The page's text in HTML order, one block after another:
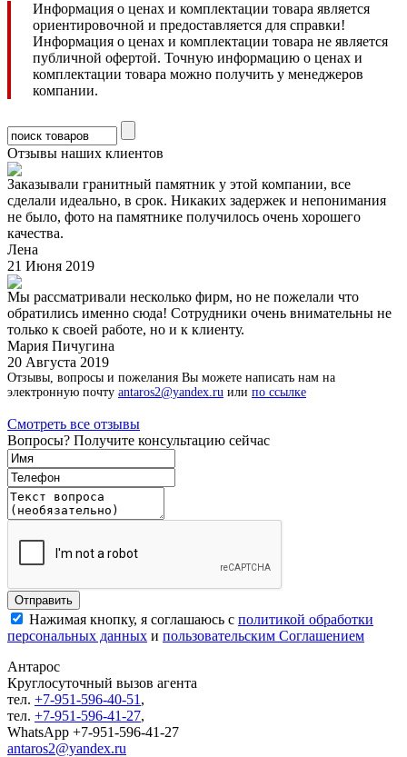
Информация о ценах и комплектации товара является
ориентировочной и предоставляется для справки!
Информация о ценах и комплектации товара не является
публичной офертой. Точную информацию о ценах и
комплектации товара можно получить у менеджеров
компании.
Отзывы наших клиентов
Заказывали гранитный памятник у этой компании, все
сделали идеально, в срок. Никаких задержек и непонимания
не было, фото на памятнике получилось очень хорошего
качества.
Лена
21 Июня 2019
Мы рассматривали несколько фирм, но не пожелали что
обратились именно сюда! Сотрудники очень внимательны не
только к своей работе, но и к клиенту.
Мария Пичугина
20 Августа 2019
Отзывы, вопросы и пожелания Вы можете написать нам на
электронную почту antaros2@yandex.ru или по ссылке
Смотреть все отзывы
Вопросы? Получите консультацию сейчас
Нажимая кнопку, я соглашаюсь с политикой обработки
персональных данных и пользовательским Соглашением
Антарос
Круглосуточный вызов агента
тел. +7-951-596-40-51 ,
тел. +7-951-596-41-27,
WhatsApp +7-951-596-41-27
antaros2@yandex.ru